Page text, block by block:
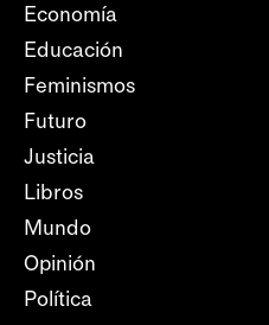
Economía
Educación
Feminismos
Futuro
Justicia
Libros
Mundo
Opinión
Política